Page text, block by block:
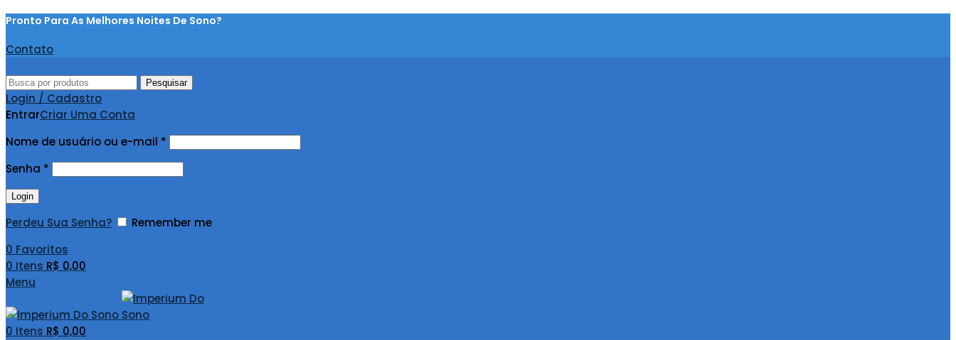
Pronto Para As Melhores Noites De Sono?
Contato
Pesquisar
Login / Cadastro
EntrarCriar Uma Conta
Nome de usuário ou e-mail *
Senha *
Login
Perdeu Sua Senha?
Remember me
0 Favoritos
0 Itens R$ 0,00
Menu
0 Itens R$ 0,00